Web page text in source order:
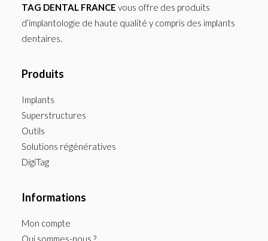
TAG DENTAL FRANCE vous offre des produits
d’implantologie de haute qualité y compris des implants
dentaires.
Produits
Implants
Superstructures
Outils
Solutions régénératives
DigiTag
Informations
Mon compte
Qui sommes-nous ?